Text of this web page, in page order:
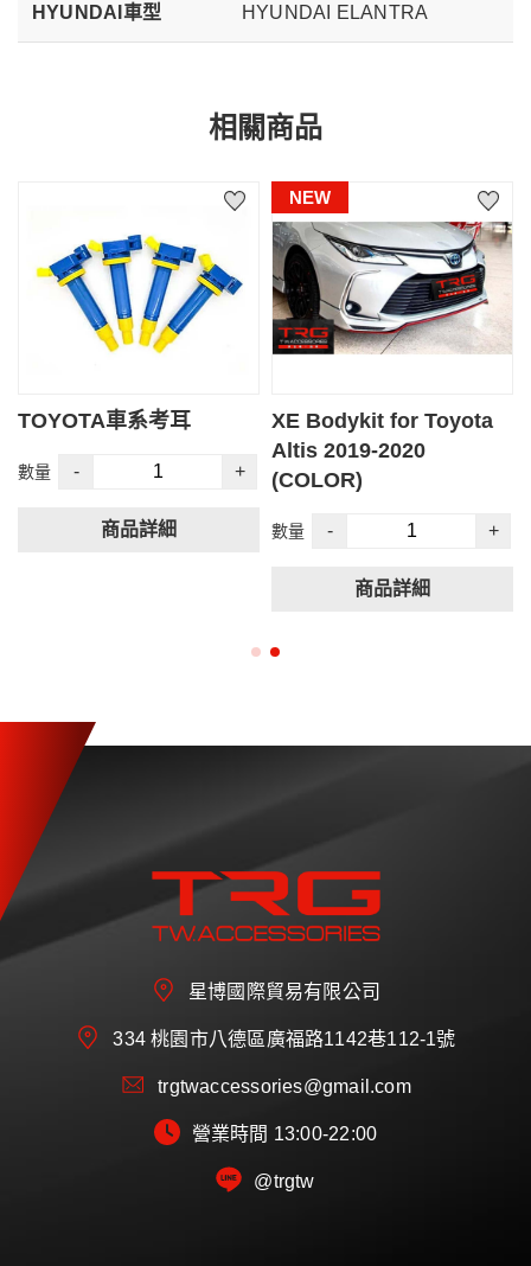
HYUNDAI車型 HYUNDAI ELANTRA
相關商品
TOYOTA車系考耳
數量 - +
商品詳細
NEW
XE Bodykit for Toyota
Altis 2019-2020
(COLOR)
數量 - +
商品詳細
星博國際貿易有限公司
334 桃園市八德區廣福路1142巷112-1號
trgtwaccessories@gmail.com
營業時間 13:00-22:00
@trgtw